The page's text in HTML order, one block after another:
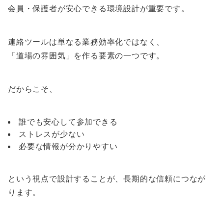
会員・保護者が安心できる環境設計が重要です。
連絡ツールは単なる業務効率化ではなく、
「道場の雰囲気」を作る要素の一つです。
だからこそ、
誰でも安心して参加できる
ストレスが少ない
必要な情報が分かりやすい
という視点で設計することが、長期的な信頼につなが
ります。